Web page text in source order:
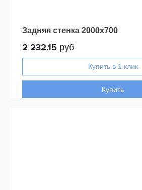
Задняя стенка 2000x700
2 232.15 руб
Купить